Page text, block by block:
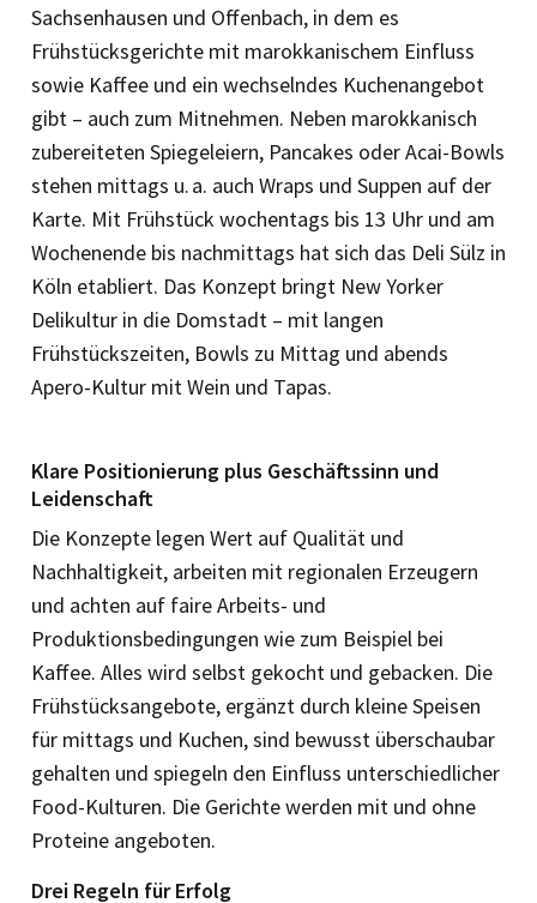
Sachsenhausen und Offenbach, in dem es
Frühstücksgerichte mit marokkanischem Einfluss
sowie Kaffee und ein wechselndes Kuchenangebot
gibt – auch zum Mitnehmen. Neben marokkanisch
zubereiteten Spiegel­eiern, Pancakes oder Acai-Bowls
stehen mittags u. a. auch Wraps und Suppen auf der
Karte. Mit Frühstück wochentags bis 13 Uhr und am
Wochenende bis nachmittags hat sich das Deli Sülz in
Köln etabliert. Das Konzept bringt New Yorker
Delikultur in die Domstadt – mit langen
Frühstückszeiten, Bowls zu Mittag und abends
Apero-Kultur mit Wein und Tapas.
Klare Positionierung plus Ge­schäftssinn und
Leidenschaft
Die Konzepte legen Wert auf Qualität und
Nachhaltigkeit, arbeiten mit regionalen Erzeugern
und achten auf faire Arbeits- und
Produktionsbedingungen wie zum Beispiel bei
Kaffee. Alles wird selbst gekocht und gebacken. Die
Frühstücksangebote, ergänzt durch kleine Speisen
für mittags und Kuchen, sind bewusst überschaubar
gehalten und spiegeln den Einfluss unterschiedlicher
Food-Kulturen. Die Gerichte werden mit und ohne
Proteine angeboten.
Drei Regeln für Erfolg